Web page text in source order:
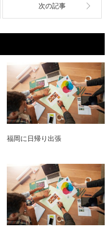
次の記事
福岡に日帰り出張